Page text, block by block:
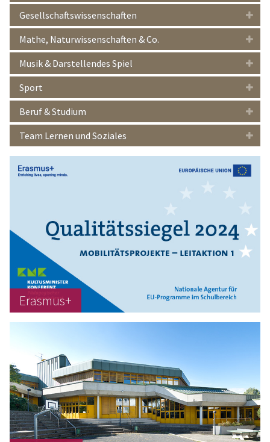
Gesellschaftswissenschaften
Mathe, Naturwissenschaften & Co.
Musik & Darstellendes Spiel
Sport
Beruf & Studium
Team Lernen und Soziales
Erasmus+